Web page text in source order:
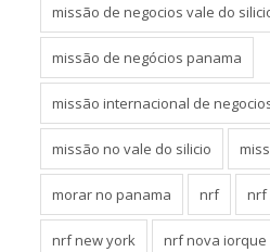
missão de negocios vale do
missão de negócios panama
missão internacional de
missão no vale do silicio
morar no panama nrf nrf
nrf new york nrf nova iorque